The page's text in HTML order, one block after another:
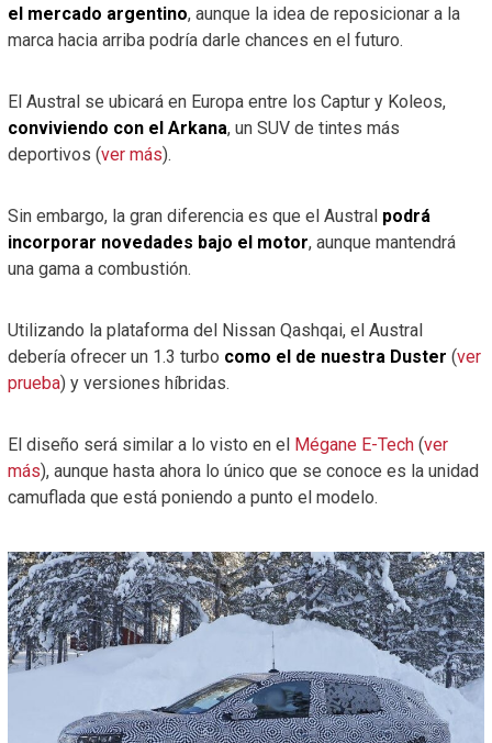
el mercado argentino, aunque la idea de reposicionar a la
marca hacia arriba podría darle chances en el futuro.
El Austral se ubicará en Europa entre los Captur y Koleos,
conviviendo con el Arkana, un SUV de tintes más
deportivos (ver más).
Sin embargo, la gran diferencia es que el Austral podrá
incorporar novedades bajo el motor, aunque mantendrá
una gama a combustión.
Utilizando la plataforma del Nissan Qashqai, el Austral
debería ofrecer un 1.3 turbo como el de nuestra Duster (ver
prueba) y versiones híbridas.
El diseño será similar a lo visto en el Mégane E-Tech(ver
más), aunque hasta ahora lo único que se conoce es la unidad
camuflada que está poniendo a punto el modelo.